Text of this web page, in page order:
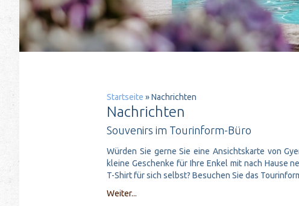
Startseite » Nachrichten
Nachrichten
Souvenirs im Tourinform-Büro
Würden Sie gerne Sie eine Ansichtskarte von
kleine Geschenke für Ihre Enkel mit nach Hause
T-Shirt für sich selbst? Besuchen Sie das
Weiter...